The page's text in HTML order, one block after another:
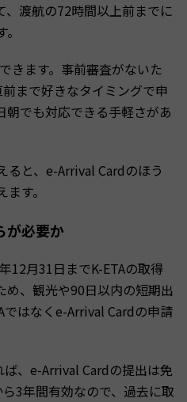
、渡航の72時間以上前までに
きます。事前審査がないた
まで好きなタイミングで申
朝でも対応できる手軽さがあ
ると、e-Arrival Cardのほう
す。
が必要か
12月31日までK-ETAの取得
め、観光や90日以内の短期出
ではなくe-Arrival Cardの申請
ば、e-Arrival Cardの提出は免
3年間有効なので、過去に取